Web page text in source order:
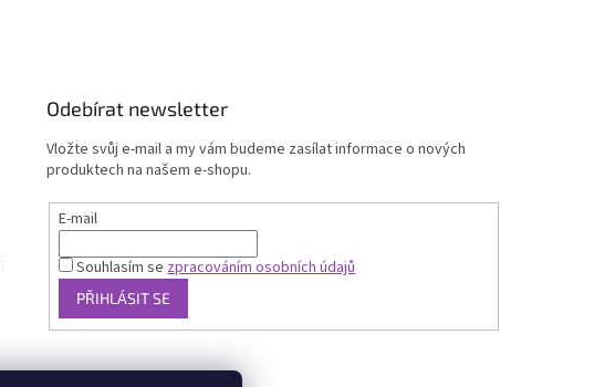
Odebírat newsletter
Vložte svůj e-mail a my vám budeme zasílat informace o nových
produktech na našem e-shopu.
E-mail
Souhlasím se zpracováním osobních údajů
PŘIHLÁSIT SE